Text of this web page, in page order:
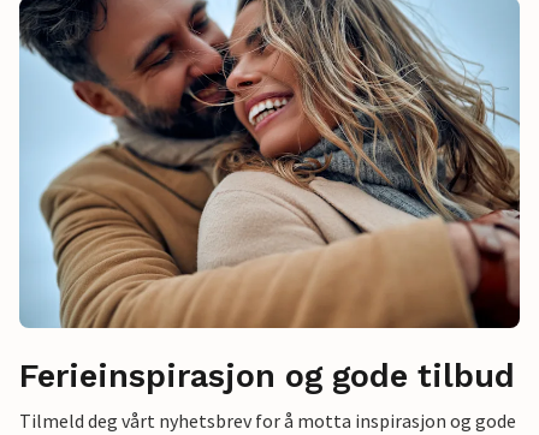
Ferieinspirasjon og gode tilbud
Tilmeld deg vårt nyhetsbrev for å motta inspirasjon og gode